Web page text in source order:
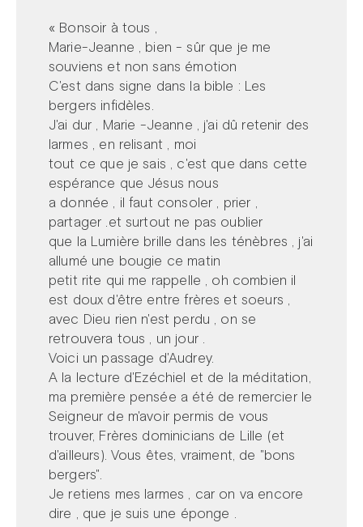
« Bonsoir à tous ,
Marie-Jeanne , bien - sûr que je me
souviens et non sans émotion
C'est dans signe dans la bible : Les
bergers infidèles.
J'ai dur , Marie -Jeanne , j'ai dû retenir des
larmes , en relisant , moi
tout ce que je sais , c'est que dans cette
espérance que Jésus nous
a donnée , il faut consoler , prier ,
partager .et surtout ne pas oublier
que la Lumière brille dans les ténèbres , j'ai
allumé une bougie ce matin
petit rite qui me rappelle , oh combien il
est doux d'être entre frères et soeurs ,
avec Dieu rien n'est perdu , on se
retrouvera tous , un jour .
Voici un passage d'Audrey.
A la lecture d'Ezéchiel et de la méditation,
ma première pensée a été de remercier le
Seigneur de m'avoir permis de vous
trouver, Frères dominicians de Lille (et
d'ailleurs). Vous êtes, vraiment, de "bons
bergers".
Je retiens mes larmes , car on va encore
dire , que je suis une éponge .